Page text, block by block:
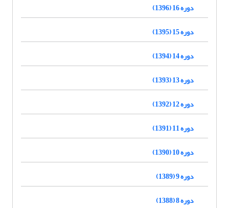
دوره 16 (1396)
دوره 15 (1395)
دوره 14 (1394)
دوره 13 (1393)
دوره 12 (1392)
دوره 11 (1391)
دوره 10 (1390)
دوره 9 (1389)
دوره 8 (1388)